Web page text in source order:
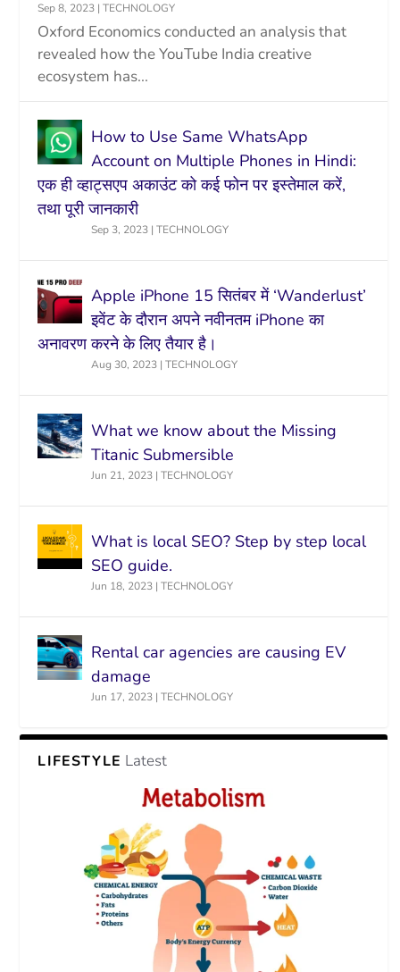
Sep 8, 2023 |TECHNOLOGY
Oxford Economics conducted an analysis that
revealed how the YouTube India creative
ecosystem has...
How to Use Same WhatsApp
Account on Multiple Phones in Hindi:
एक ही व्हाट्सएप अकाउंट को कई फोन पर इस्तेमाल करें,
तथा पूरी जानकारी
Sep 3, 2023 |TECHNOLOGY
Apple iPhone 15 सितंबर में ‘Wanderlust’
इवेंट के दौरान अपने नवीनतम iPhone का
अनावरण करने के लिए तैयार है।
Aug 30, 2023 |TECHNOLOGY
What we know about the Missing
Titanic Submersible
Jun 21, 2023 |TECHNOLOGY
What is local SEO? Step by step local
SEO guide.
Jun 18, 2023 |TECHNOLOGY
Rental car agencies are causing EV
damage
Jun 17, 2023 |TECHNOLOGY
LIFESTYLE Latest